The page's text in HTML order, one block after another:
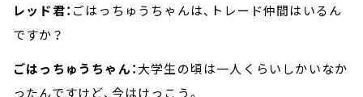
レッド君： ごはっちゅうちゃんは、トレード仲間はいるん
ですか？
ごはっちゅうちゃん：大学生の頃は一人くらいしかいなか
ったんですけど、今はけっこう。